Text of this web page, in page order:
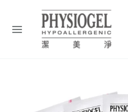
原
尋